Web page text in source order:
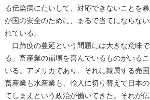
る伝染病にたいして、対応できないことを
が国の安全のために、まるで当てにならな
れている。
口蹄疫の蔓延という問題には大きな意味
る。畜産業の崩壊を喜んでいるものがいる
いる。アメリカであり、それに隷属する売
畜産業も水産業も、輸入に切り替えて日本
てしまえという政治が働いてきた。それが